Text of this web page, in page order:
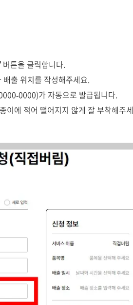
버튼을 클릭합니다.
출 위치를 작성해주세요.
가 자동으로 발급됩니다.
이에 적어 떨어지지 않게 잘 부착해주세